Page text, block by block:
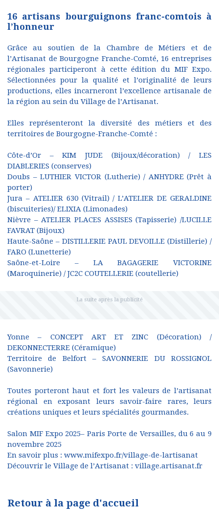
16 artisans bourguignons franc-comtois à
l’honneur
Grâce au soutien de la Chambre de Métiers et de
l’Artisanat de Bourgogne Franche-Comté, 16 entreprises
régionales participeront à cette édition du MIF Expo.
Sélectionnées pour la qualité et l’originalité de leurs
productions, elles incarneront l’excellence artisanale de
la région au sein du Village de l’Artisanat.
Elles représenteront la diversité des métiers et des
territoires de Bourgogne-Franche-Comté :
Côte-d’Or – KIM JUDE (Bijoux/décoration) / LES
DIABLERIES (conserves)
Doubs – LUTHIER VICTOR (Lutherie) / ANHYDRE (Prêt à
porter)
Jura – ATELIER 630 (Vitrail) / L’ATELIER DE GERALDINE
(biscuiteries)/ ELIXIA (Limonades)
Nièvre – ATELIER PLACES ASSISES (Tapisserie) /LUCILLE
FAVRAT (Bijoux)
Haute-Saône – DISTILLERIE PAUL DEVOILLE (Distillerie) /
FARO (Lunetterie)
Saône-et-Loire – LA BAGAGERIE VICTORINE
(Maroquinerie) / JC2C COUTELLERIE (coutellerie)
Yonne – CONCEPT ART ET ZINC (Décoration) /
DEKONNECTERRE (Céramique)
Territoire de Belfort – SAVONNERIE DU ROSSIGNOL
(Savonnerie)
Toutes porteront haut et fort les valeurs de l’artisanat
régional en exposant leurs savoir-faire rares, leurs
créations uniques et leurs spécialités gourmandes.
Salon MIF Expo 2025– Paris Porte de Versailles, du 6 au 9
novembre 2025
En savoir plus : www.mifexpo.fr/village-de-lartisanat
Découvrir le Village de l’Artisanat : village.artisanat.fr
Retour à la page d'accueil